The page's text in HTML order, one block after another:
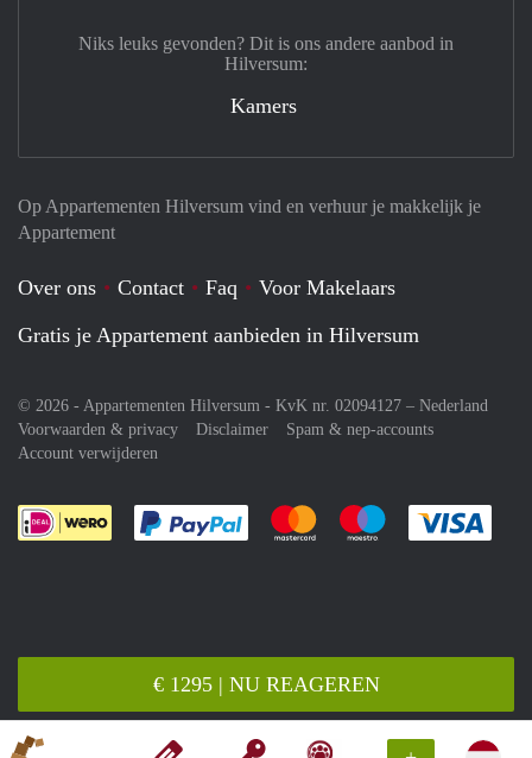
€ 1295 | NU REAGEREN
Op Appartementen Hilversum vind en verhuur je makkelijk je
Appartement
Over ons Contact Faq
Voor Makelaars
Gratis je Appartement aanbieden in Hilversum
© 2026 - Appartementen Hilversum - KvK nr. 02094127 – Nederland
Voorwaarden & privacy
Disclaimer
Spam & nep-accounts
Account verwijderen
Je rekent gemakkelijk af met Paypal
Je rekent gemakkelijk af met
Je rekent
Niks leuks gevonden? Dit is ons andere aanbod in
Hilversum:
Kamers